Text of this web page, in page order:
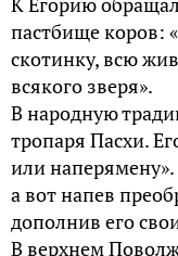
пастбище коров:
скотинку, всю
всякого зверя».
В народную
тропаря Пасхи.
или
а вот напев
дополнив его
В верхнем